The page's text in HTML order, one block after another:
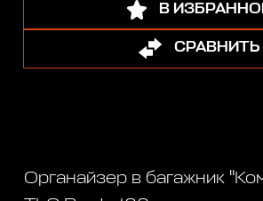
В
СРАВНИТЬ
Органайзер в багажник